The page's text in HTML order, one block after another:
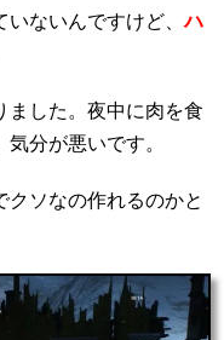
いないんですけど、ハ
ました。夜中に肉を食
分が悪いです。
クソなの作れるのかと